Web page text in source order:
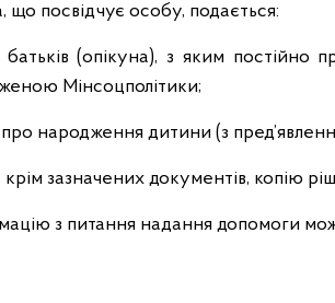
що посвідчує особу, подається:
батьків (опікуна), з яким постійно
Мінсоцполітики;
про народження дитини (з
зазначених документів, копію
з питання надання допомоги